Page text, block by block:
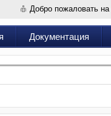
Добро пожаловать на
Документация